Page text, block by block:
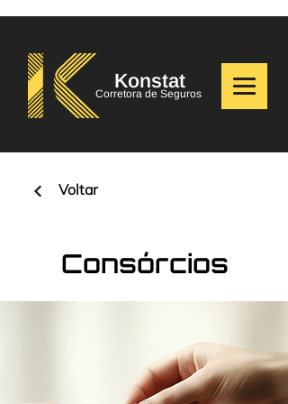
Konstat
Corretora de Seguros
Voltar
Consórcios